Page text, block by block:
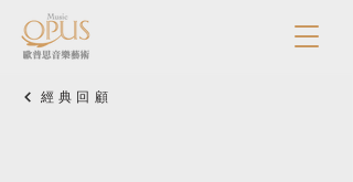
經典回顧